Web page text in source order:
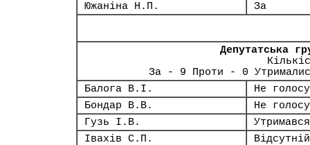
Южаніна Н.П.
За
Депутатська
За - 9 Проти - 0
Балога В.І.
Не
Бондар В.В.
Не
Гузь І.В.
Утримався
Івахів С.П.
Відсутній